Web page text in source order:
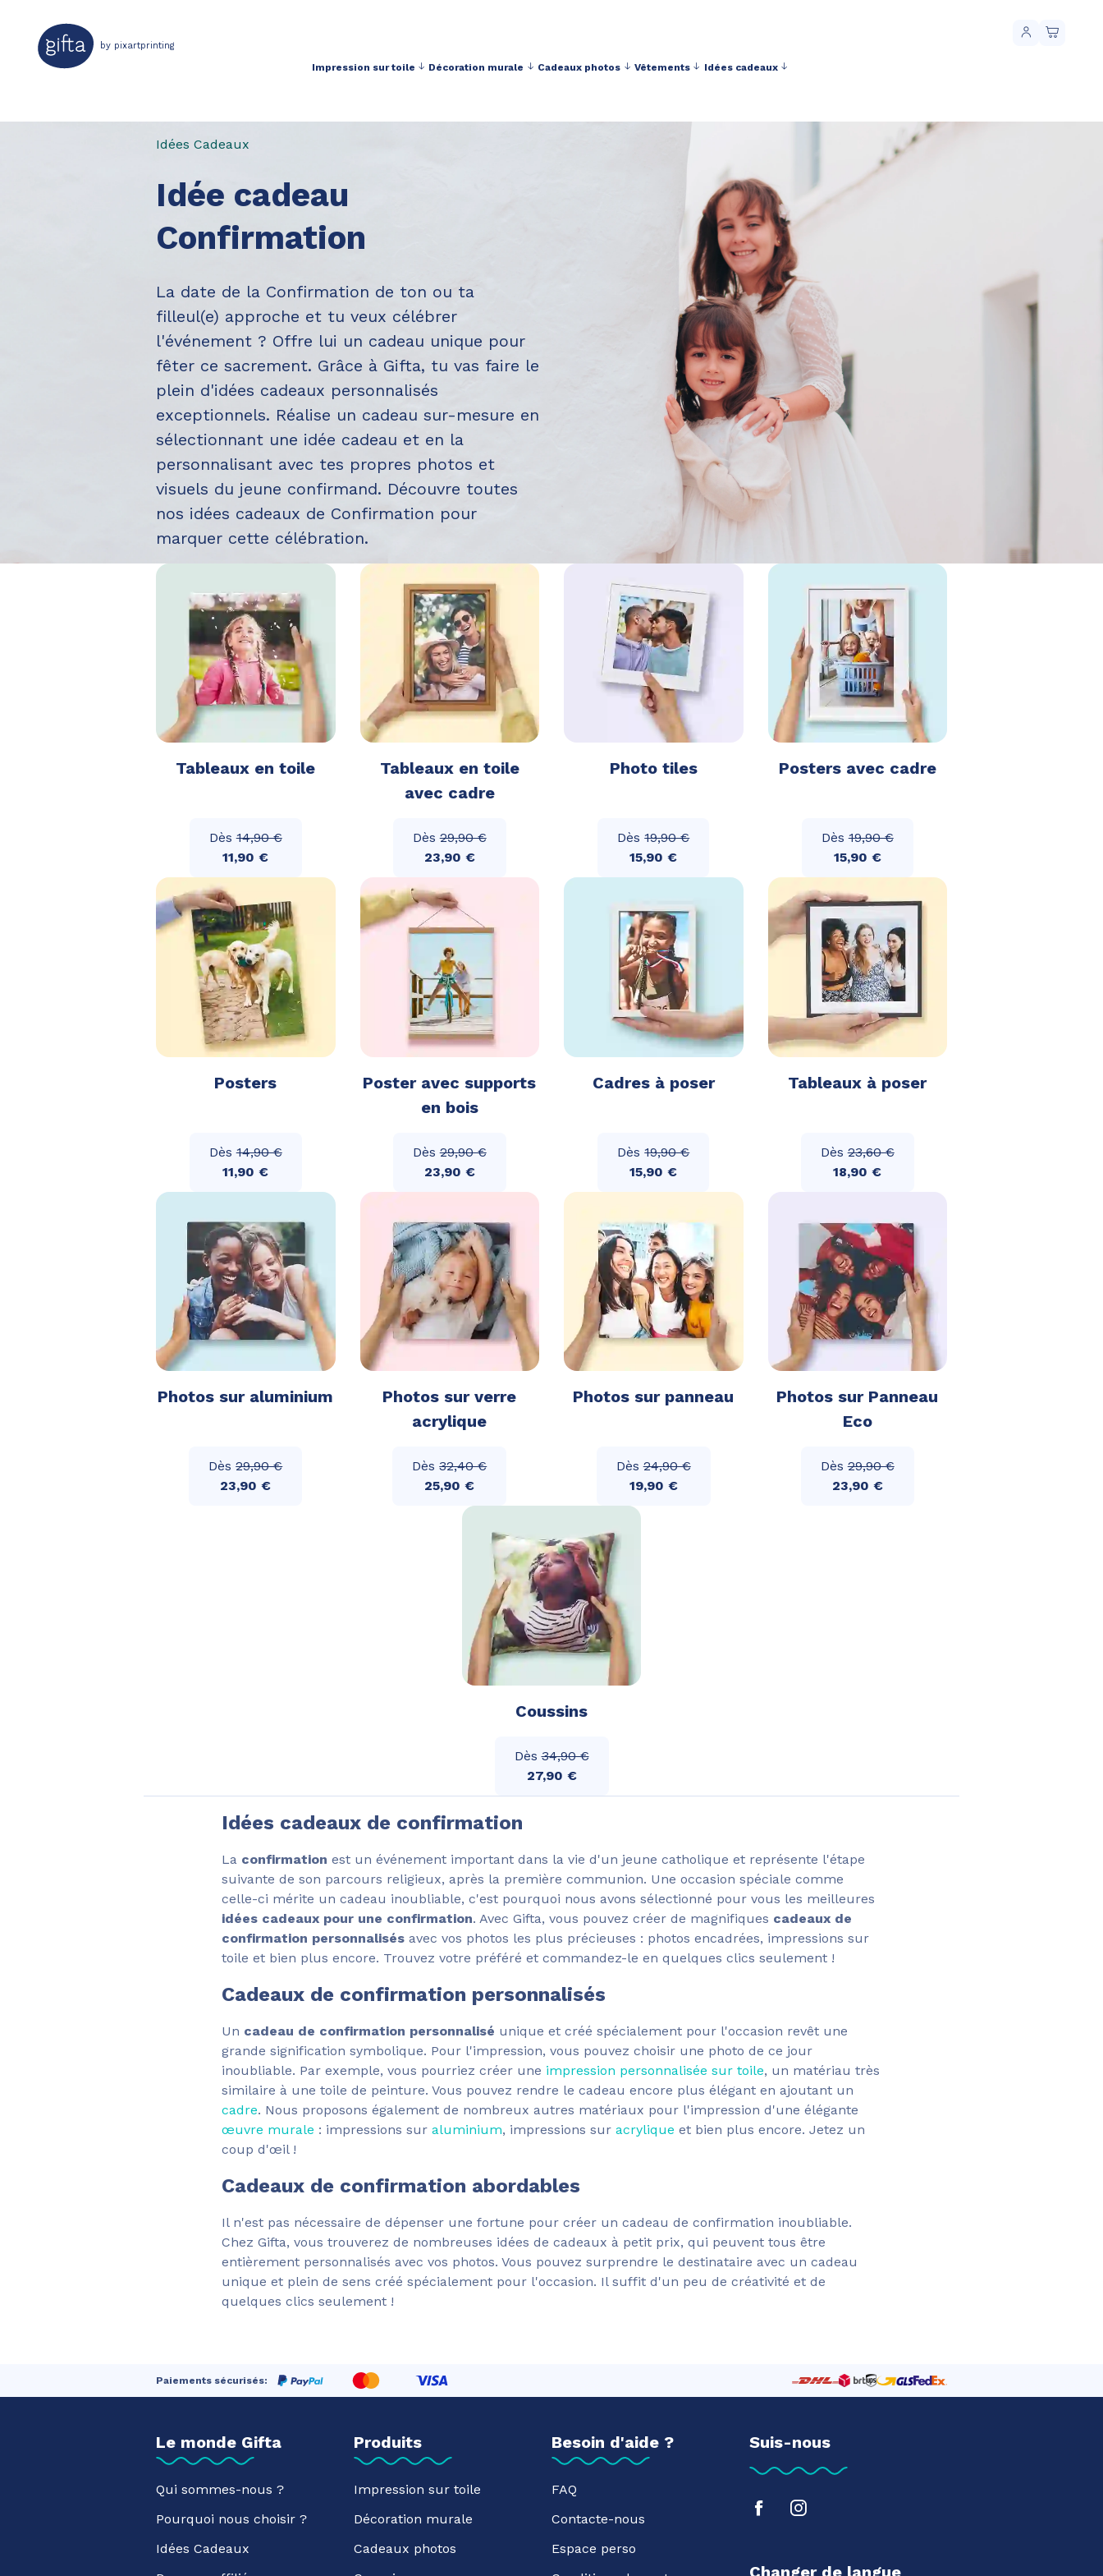
by pixartprinting
Impression sur toile Décoration murale Cadeaux photos Vêtements Idées cadeaux
Idées Cadeaux
Idée cadeau
Confirmation
La date de la Confirmation de ton ou ta
filleul(e) approche et tu veux célébrer
l'événement ? Offre lui un cadeau unique pour
fêter ce sacrement. Grâce à Gifta, tu vas faire le
plein d'idées cadeaux personnalisés
exceptionnels. Réalise un cadeau sur-mesure en
sélectionnant une idée cadeau et en la
personnalisant avec tes propres photos et
visuels du jeune confirmand. Découvre toutes
nos idées cadeaux de Confirmation pour
marquer cette célébration.
Tableaux en toile
Dès14,90 €
11,90 €
Tableaux en toile
avec cadre
Dès29,90 €
23,90 €
Photo tiles
Dès19,90 €
15,90 €
Posters avec cadre
Dès19,90 €
15,90 €
Posters
Dès14,90 €
11,90 €
Poster avec supports
en bois
Dès29,90 €
23,90 €
Cadres à poser
Dès19,90 €
15,90 €
Tableaux à poser
Dès23,60 €
18,90 €
Photos sur aluminium
Dès29,90 €
23,90 €
Photos sur verre
acrylique
Dès32,40 €
25,90 €
Photos sur panneau
Dès24,90 €
19,90 €
Photos sur Panneau
Eco
Dès29,90 €
23,90 €
Coussins
Dès34,90 €
27,90 €
Idées cadeaux de confirmation
La confirmation est un événement important dans la vie d'un jeune catholique et représente l'étape
suivante de son parcours religieux, après la première communion. Une occasion spéciale comme
celle-ci mérite un cadeau inoubliable, c'est pourquoi nous avons sélectionné pour vous les meilleures
idées cadeaux pour une confirmation. Avec Gifta, vous pouvez créer de magnifiques cadeaux de
confirmation personnalisés avec vos photos les plus précieuses : photos encadrées, impressions sur
toile et bien plus encore. Trouvez votre préféré et commandez-le en quelques clics seulement !
Cadeaux de confirmation personnalisés
Un cadeau de confirmation personnalisé unique et créé spécialement pour l'occasion revêt une
grande signification symbolique. Pour l'impression, vous pouvez choisir une photo de ce jour
inoubliable. Par exemple, vous pourriez créer une impression personnalisée sur toile, un matériau très
similaire à une toile de peinture. Vous pouvez rendre le cadeau encore plus élégant en ajoutant un
cadre. Nous proposons également de nombreux autres matériaux pour l'impression d'une élégante
œuvre murale : impressions sur aluminium, impressions sur acrylique et bien plus encore. Jetez un
coup d'œil !
Cadeaux de confirmation abordables
Il n'est pas nécessaire de dépenser une fortune pour créer un cadeau de confirmation inoubliable.
Chez Gifta, vous trouverez de nombreuses idées de cadeaux à petit prix, qui peuvent tous être
entièrement personnalisés avec vos photos. Vous pouvez surprendre le destinataire avec un cadeau
unique et plein de sens créé spécialement pour l'occasion. Il suffit d'un peu de créativité et de
quelques clics seulement !
Paiements sécurisés:
Le monde Gifta
Qui sommes-nous ?
Pourquoi nous choisir ?
Idées Cadeaux
Produits
Impression sur toile
Décoration murale
Cadeaux photos
Besoin d'aide ?
FAQ
Contacte-nous
Espace perso
Suis-nous
Changer de langue